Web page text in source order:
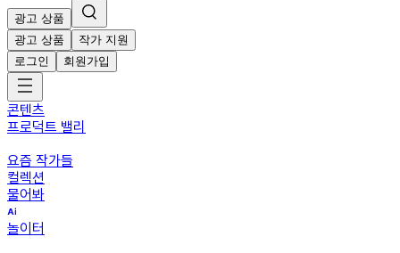
광고 상품
광고 상품
작가 지원
로그인
회원가입
콘텐츠
프로덕트 밸리
요즘 작가들
컬렉션
물어봐
놀이터